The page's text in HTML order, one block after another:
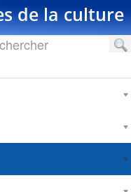
de la culture